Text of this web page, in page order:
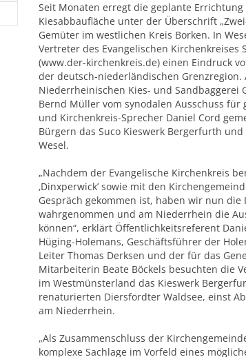
Seit Monaten erregt die geplante
Kiesabbaufläche unter der Überschrift
Gemüter im westlichen Kreis Borken. In
Vertreter des Evangelischen Kirchenkreises
(www.der-kirchenkreis.de) einen Eindruck
der deutsch-niederländischen
Niederrheinischen Kies- und Sandbaggerei
Bernd Müller vom synodalen Ausschuss
und Kirchenkreis-Sprecher Daniel Cord
Bürgern das Suco Kieswerk Bergerfurth
Wesel.
„Nachdem der Evangelische Kirchenkreis
‚Dinxperwick’ sowie mit den
Gespräch gekommen ist, haben wir nun die
wahrgenommen und am Niederrhein die
können“, erklärt Öffentlichkeitsreferent
Hüging-Holemans, Geschäftsführer der
Leiter Thomas Derksen und der für das
Mitarbeiterin Beate Böckels besuchten die
im Westmünsterland das Kieswerk
renaturierten Diersfordter Waldsee, einst
am Niederrhein.
„Als Zusammenschluss der
komplexe Sachlage im Vorfeld eines